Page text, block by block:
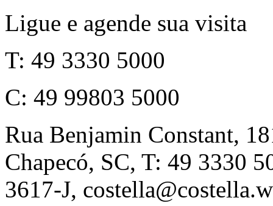
Ligue e agende sua visita
T: 49 3330 5000
C: 49 99803 5000
Rua Benjamin Constant,
Chapecó, SC, T: 49 3330
3617-J,